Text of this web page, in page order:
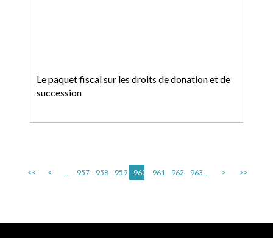
Le paquet fiscal sur les droits de donation et de
succession
<< < ... 957 958 959 960 961 962 963... > >>